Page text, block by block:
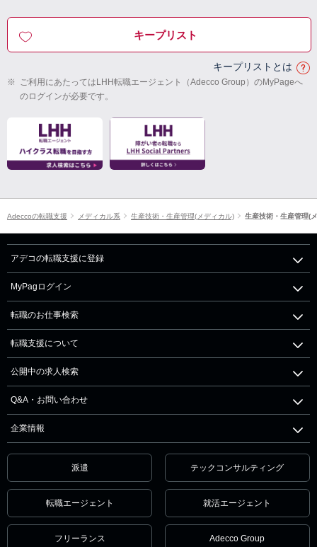
キープリスト
キープリストとは
※ ご利用にあたってはLHH転職エージェント（Adecco Group）のMyPageへ
のログインが必要です。
Adeccoの転職支援 メディカル系 生産技術・生産管理(メディカル) 生産技術・生産管理(
アデコの転職支援に登録
MyPagログイン
転職のお仕事検索
転職支援について
公開中の求人検索
Q&A・お問い合わせ
企業情報
派遣 テックコンサルティング
転職エージェント 就活エージェント
フリーランス Adecco Group